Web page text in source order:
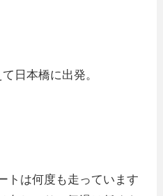
日本橋に出発。
トは何度も走っています